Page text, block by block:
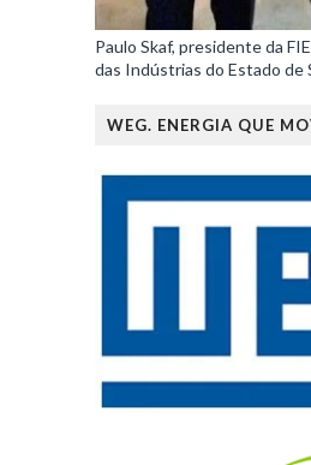
Paulo Skaf, presidente da
das Indústrias do Estado de
WEG. ENERGIA QUE